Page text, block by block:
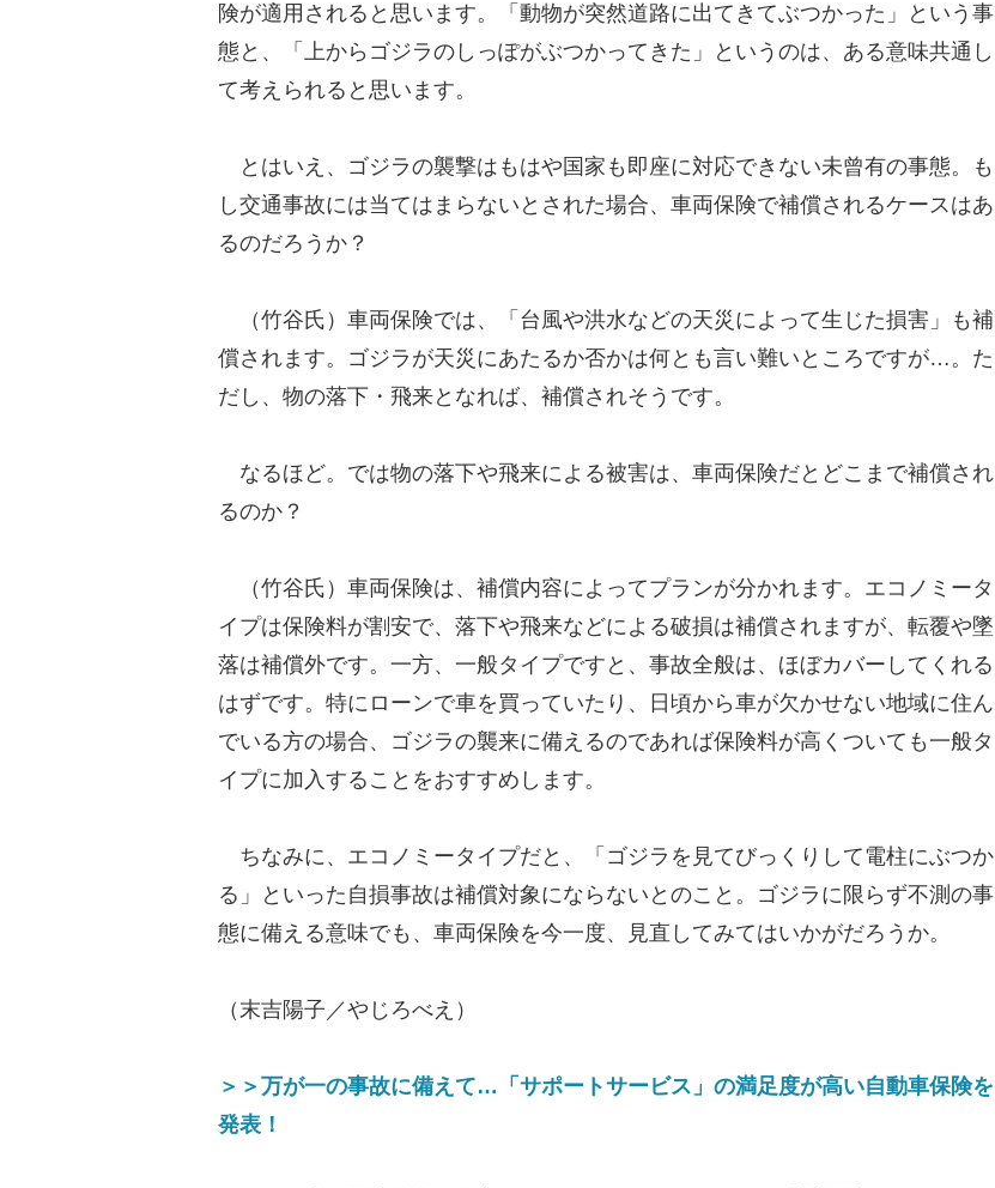
険が適用されると思います。「動物が突然道路に出てきてぶつかった」という事
態と、「上からゴジラのしっぽがぶつかってきた」というのは、ある意味共通し
て考えられると思います。
とはいえ、ゴジラの襲撃はもはや国家も即座に対応できない未曾有の事態。も
し交通事故には当てはまらないとされた場合、車両保険で補償されるケースはあ
るのだろうか？
（竹谷氏）車両保険では、「台風や洪水などの天災によって生じた損害」も補
償されます。ゴジラが天災にあたるか否かは何とも言い難いところですが…。た
だし、物の落下・飛来となれば、補償されそうです。
なるほど。では物の落下や飛来による被害は、車両保険だとどこまで補償され
るのか？
（竹谷氏）車両保険は、補償内容によってプランが分かれます。エコノミータ
イプは保険料が割安で、落下や飛来などによる破損は補償されますが、転覆や墜
落は補償外です。一方、一般タイプですと、事故全般は、ほぼカバーしてくれる
はずです。特にローンで車を買っていたり、日頃から車が欠かせない地域に住ん
でいる方の場合、ゴジラの襲来に備えるのであれば保険料が高くついても一般タ
イプに加入することをおすすめします。
ちなみに、エコノミータイプだと、「ゴジラを見てびっくりして電柱にぶつか
る」といった自損事故は補償対象にならないとのこと。ゴジラに限らず不測の事
態に備える意味でも、車両保険を今一度、見直してみてはいかがだろうか。
（末吉陽子／やじろべえ）
＞＞万が一の事故に備えて…「サポートサービス」の満足度が高い自動車保険を
発表！